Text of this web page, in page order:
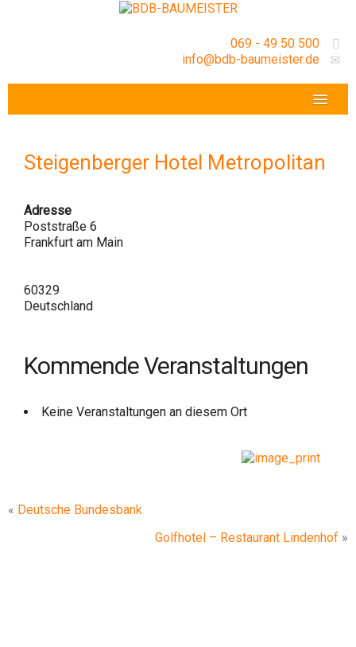
069 - 49 50 500
info@bdb-baumeister.de
GESCHÄFTSSTELLE
Steigenberger Hotel Metropolitan
Adresse
Poststraße 6
Frankfurt am Main
60329
Deutschland
Kommende Veranstaltungen
Keine Veranstaltungen an diesem Ort
« Deutsche Bundesbank
Golfhotel – Restaurant Lindenhof »